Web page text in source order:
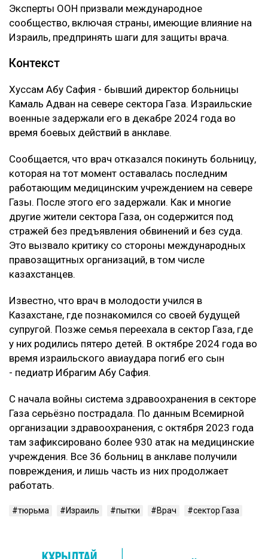
Эксперты ООН призвали международное
сообщество, включая страны, имеющие влияние на
Израиль, предпринять шаги для защиты врача.
Контекст
Хуссам Абу Сафия - бывший директор больницы
Камаль Адван на севере сектора Газа. Израильские
военные задержали его в декабре 2024 года во
время боевых действий в анклаве.
Сообщается, что врач отказался покинуть больницу,
которая на тот момент оставалась последним
работающим медицинским учреждением на севере
Газы. После этого его задержали. Как и многие
другие жители сектора Газа, он содержится под
стражей без предъявления обвинений и без суда.
Это вызвало критику со стороны международных
правозащитных организаций, в том числе
казахстанцев.
Известно, что врач в молодости учился в
Казахстане, где познакомился со своей будущей
супругой. Позже семья переехала в сектор Газа, где
у них родились пятеро детей. В октябре 2024 года во
время израильского авиаудара погиб его сын
- педиатр Ибрагим Абу Сафия.
С начала войны система здравоохранения в секторе
Газа серьёзно пострадала. По данным Всемирной
организации здравоохранения, с октября 2023 года
там зафиксировано более 930 атак на медицинские
учреждения. Все 36 больниц в анклаве получили
повреждения, и лишь часть из них продолжает
работать.
тюрьма Израиль пытки Врач сектор Газа